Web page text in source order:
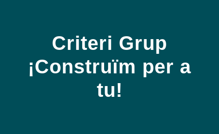
Criteri Grup
¡Construïm per a
tu!